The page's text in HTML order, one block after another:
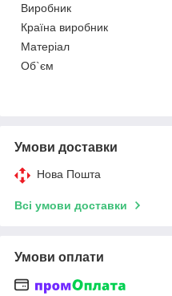
Виробник
Країна виробник
Матеріал
Об`єм
Умови доставки
Нова Пошта
Всі умови доставки
Умови оплати